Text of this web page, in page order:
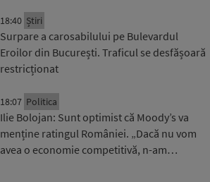
18:40 Știri
Surpare a carosabilului pe Bulevardul
Eroilor din București. Traficul se desfășoară
restricționat
18:07 Politica
Ilie Bolojan: Sunt optimist că Moody’s va
menține ratingul României. „Dacă nu vom
avea o economie competitivă, n-am…